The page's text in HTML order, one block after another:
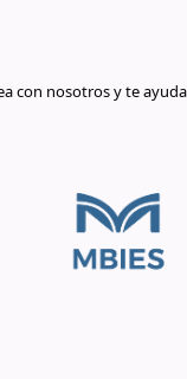
con nosotros y te